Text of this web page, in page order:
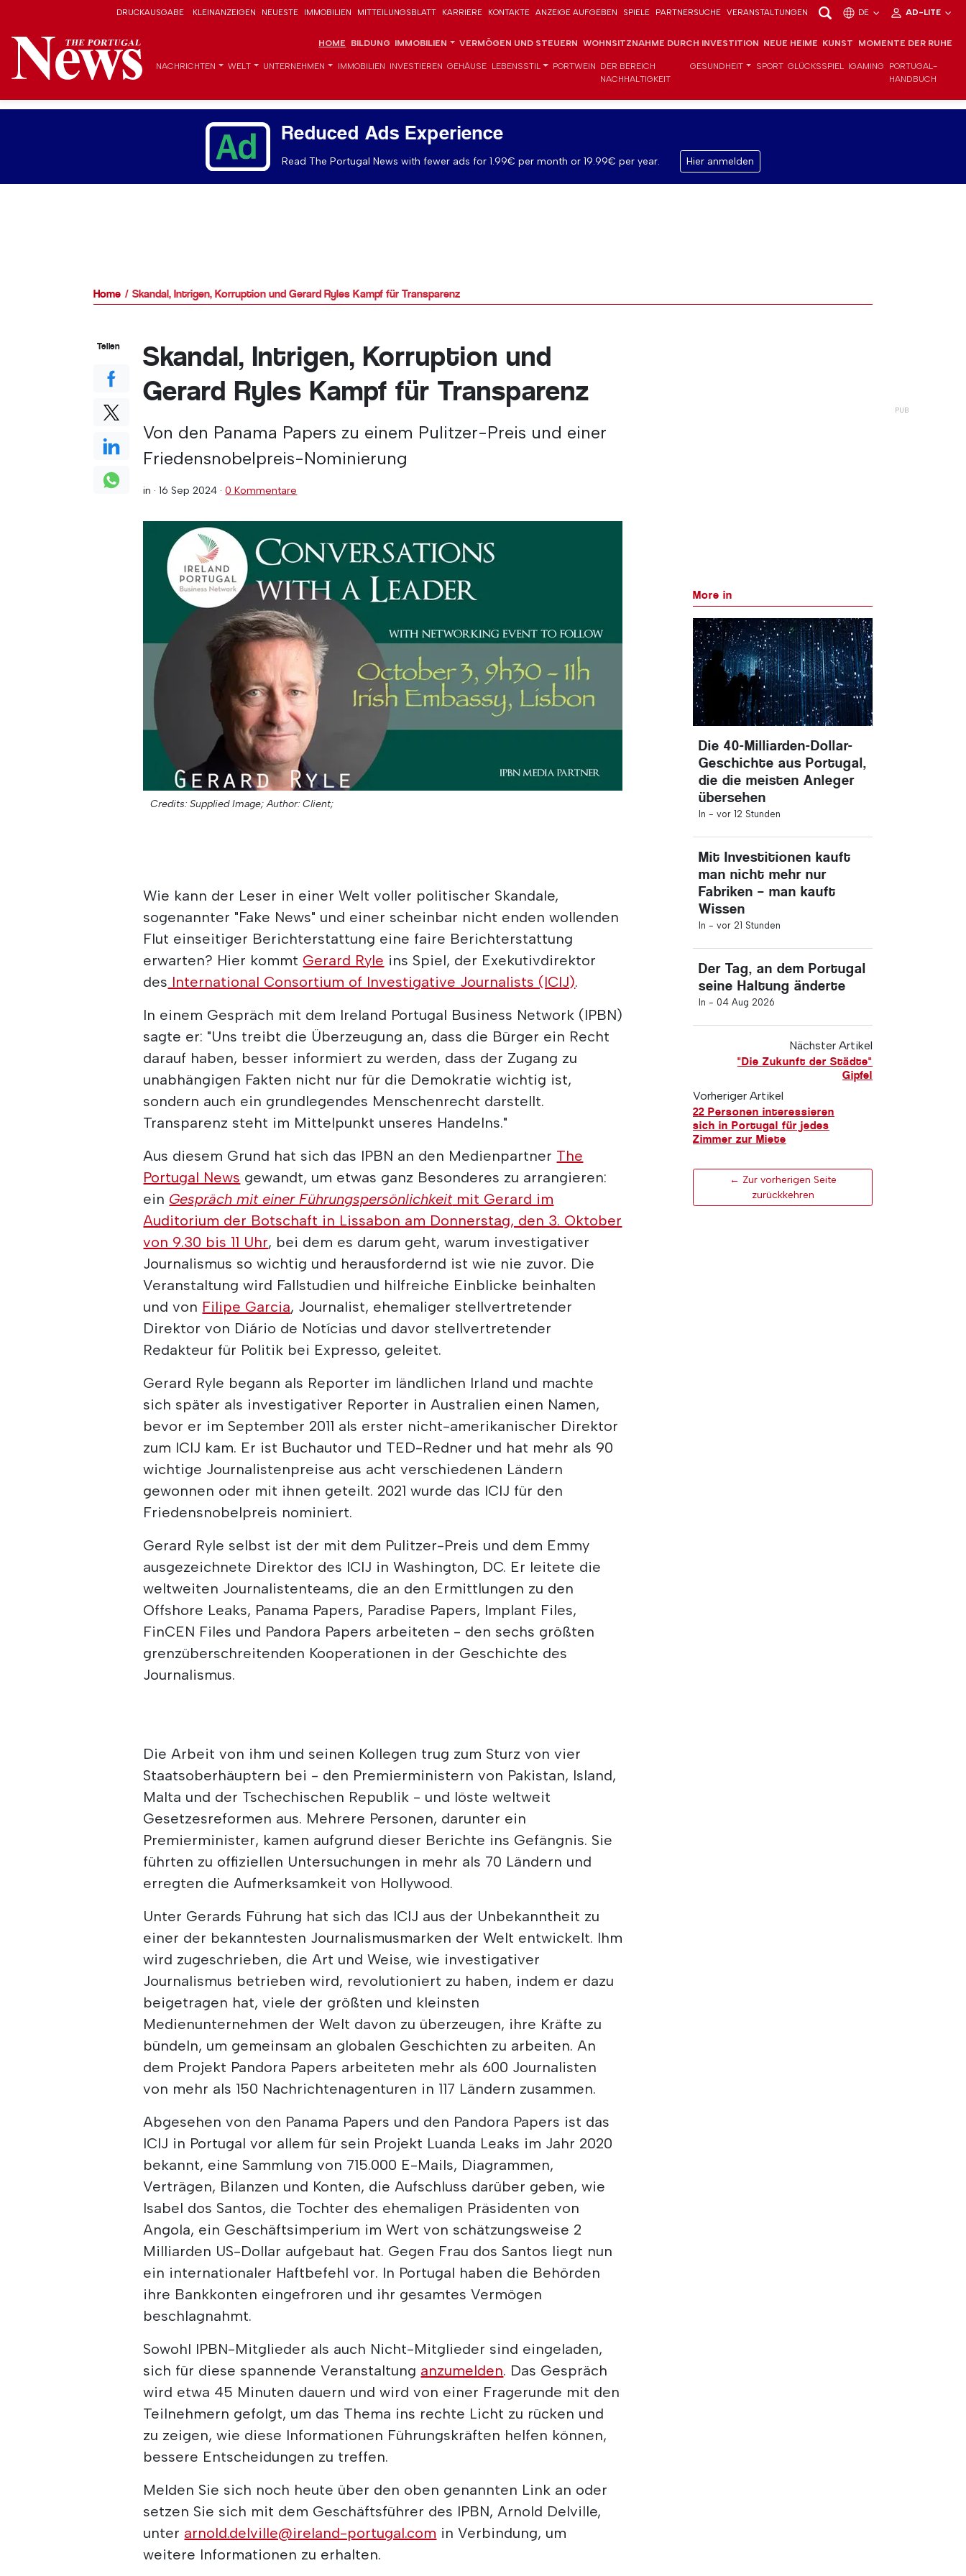
DRUCKAUSGABE KLEINANZEIGEN NEUESTE IMMOBILIEN MITTEILUNGSBLATT KARRIERE KONTAKTE ANZEIGE AUFGEBEN SPIELE PARTNERSUCHE VERANSTALTUNGEN DE AD-LITE
HOME BILDUNG IMMOBILIEN VERMÖGEN UND STEUERN WOHNSITZNAHME DURCH INVESTITION NEUE HEIME KUNST MOMENTE DER RUHE
NACHRICHTEN WELT UNTERNEHMEN IMMOBILIEN INVESTIEREN GEHÄUSE LEBENSSTIL PORTWEIN DER BEREICH
NACHHALTIGKEIT
GESUNDHEIT SPORT GLÜCKSSPIEL IGAMING
PORTUGAL-
HANDBUCH
Reduced Ads Experience
Read The Portugal News with fewer ads for 1.99€ per month or 19.99€ per year. Hier anmelden
Home Skandal, Intrigen, Korruption und Gerard Ryles Kampf für Transparenz
Skandal, Intrigen, Korruption und
Gerard Ryles Kampf für Transparenz
Von den Panama Papers zu einem Pulitzer-Preis und einer
Friedensnobelpreis-Nominierung
in ·16 Sep 2024 ·0 Kommentare
Credits: Supplied Image; Author: Client;
Wie kann der Leser in einer Welt voller politischer Skandale,
sogenannter "Fake News" und einer scheinbar nicht enden wollenden
Flut einseitiger Berichterstattung eine faire Berichterstattung
erwarten? Hier kommt Gerard Ryle ins Spiel, der Exekutivdirektor
des International Consortium of Investigative Journalists (ICIJ).
In einem Gespräch mit dem Ireland Portugal Business Network (IPBN)
sagte er: "Uns treibt die Überzeugung an, dass die Bürger ein Recht
darauf haben, besser informiert zu werden, dass der Zugang zu
unabhängigen Fakten nicht nur für die Demokratie wichtig ist,
sondern auch ein grundlegendes Menschenrecht darstellt.
Transparenz steht im Mittelpunkt unseres Handelns."
Aus diesem Grund hat sich das IPBN an den Medienpartner The
Portugal News gewandt, um etwas ganz Besonderes zu arrangieren:
ein Gespräch mit einer Führungspersönlichkeitmit Gerard im
Auditorium der Botschaft in Lissabon am Donnerstag, den 3. Oktober
von 9.30 bis 11 Uhr, bei dem es darum geht, warum investigativer
Journalismus so wichtig und herausfordernd ist wie nie zuvor. Die
Veranstaltung wird Fallstudien und hilfreiche Einblicke beinhalten
und von Filipe Garcia, Journalist, ehemaliger stellvertretender
Direktor von Diário de Notícias und davor stellvertretender
Redakteur für Politik bei Expresso, geleitet.
Gerard Ryle begann als Reporter im ländlichen Irland und machte
sich später als investigativer Reporter in Australien einen Namen,
bevor er im September 2011 als erster nicht-amerikanischer Direktor
zum ICIJ kam. Er ist Buchautor und TED-Redner und hat mehr als 90
wichtige Journalistenpreise aus acht verschiedenen Ländern
gewonnen oder mit ihnen geteilt. 2021 wurde das ICIJ für den
Friedensnobelpreis nominiert.
Gerard Ryle selbst ist der mit dem Pulitzer-Preis und dem Emmy
ausgezeichnete Direktor des ICIJ in Washington, DC. Er leitete die
weltweiten Journalistenteams, die an den Ermittlungen zu den
Offshore Leaks, Panama Papers, Paradise Papers, Implant Files,
FinCEN Files und Pandora Papers arbeiteten - den sechs größten
grenzüberschreitenden Kooperationen in der Geschichte des
Journalismus.
Die Arbeit von ihm und seinen Kollegen trug zum Sturz von vier
Staatsoberhäuptern bei - den Premierministern von Pakistan, Island,
Malta und der Tschechischen Republik - und löste weltweit
Gesetzesreformen aus. Mehrere Personen, darunter ein
Premierminister, kamen aufgrund dieser Berichte ins Gefängnis. Sie
führten zu offiziellen Untersuchungen in mehr als 70 Ländern und
erregten die Aufmerksamkeit von Hollywood.
Unter Gerards Führung hat sich das ICIJ aus der Unbekanntheit zu
einer der bekanntesten Journalismusmarken der Welt entwickelt. Ihm
wird zugeschrieben, die Art und Weise, wie investigativer
Journalismus betrieben wird, revolutioniert zu haben, indem er dazu
beigetragen hat, viele der größten und kleinsten
Medienunternehmen der Welt davon zu überzeugen, ihre Kräfte zu
bündeln, um gemeinsam an globalen Geschichten zu arbeiten. An
dem Projekt Pandora Papers arbeiteten mehr als 600 Journalisten
von mehr als 150 Nachrichtenagenturen in 117 Ländern zusammen.
Abgesehen von den Panama Papers und den Pandora Papers ist das
ICIJ in Portugal vor allem für sein Projekt Luanda Leaks im Jahr 2020
bekannt, eine Sammlung von 715.000 E-Mails, Diagrammen,
Verträgen, Bilanzen und Konten, die Aufschluss darüber geben, wie
Isabel dos Santos, die Tochter des ehemaligen Präsidenten von
Angola, ein Geschäftsimperium im Wert von schätzungsweise 2
Milliarden US-Dollar aufgebaut hat. Gegen Frau dos Santos liegt nun
ein internationaler Haftbefehl vor. In Portugal haben die Behörden
ihre Bankkonten eingefroren und ihr gesamtes Vermögen
beschlagnahmt.
Sowohl IPBN-Mitglieder als auch Nicht-Mitglieder sind eingeladen,
sich für diese spannende Veranstaltung anzumelden. Das Gespräch
wird etwa 45 Minuten dauern und wird von einer Fragerunde mit den
Teilnehmern gefolgt, um das Thema ins rechte Licht zu rücken und
zu zeigen, wie diese Informationen Führungskräften helfen können,
bessere Entscheidungen zu treffen.
Melden Sie sich noch heute über den oben genannten Link an oder
setzen Sie sich mit dem Geschäftsführer des IPBN, Arnold Delville,
unter arnold.delville@ireland-portugal.com in Verbindung, um
weitere Informationen zu erhalten.
Teilen
More in
Die 40-Milliarden-Dollar-
Geschichte aus Portugal,
die die meisten Anleger
übersehen
In - vor 12 Stunden
Mit Investitionen kauft
man nicht mehr nur
Fabriken – man kauft
Wissen
In - vor 21 Stunden
Der Tag, an dem Portugal
seine Haltung änderte
In - 04 Aug 2026
Nächster Artikel
"Die Zukunft der Städte"
Gipfel
Vorheriger Artikel
22 Personen interessieren
sich in Portugal für jedes
Zimmer zur Miete
← Zur vorherigen Seite
zurückkehren